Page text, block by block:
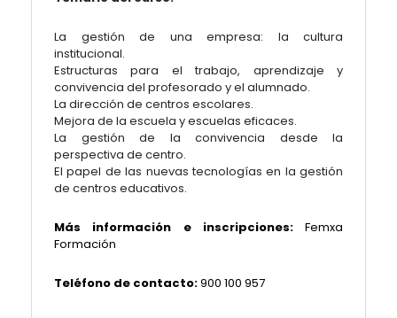
La gestión de una empresa: la cultura
institucional.
Estructuras para el trabajo, aprendizaje y
convivencia del profesorado y el alumnado.
La dirección de centros escolares.
Mejora de la escuela y escuelas eficaces.
La gestión de la convivencia desde la
perspectiva de centro.
El papel de las nuevas tecnologías en la gestión
de centros educativos.
Más información e inscripciones:Femxa
Formación
Teléfono de contacto:900 100 957